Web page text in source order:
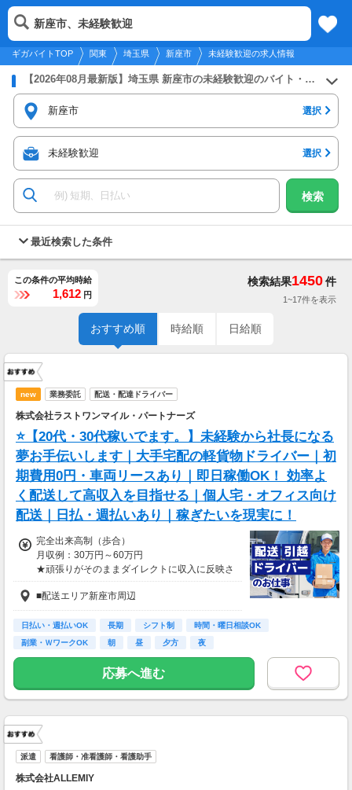
2026年8月9日更新
関東
メニュー
ギガバイトTOP 関東 埼玉県 新座市 未経験歓迎の求人情報
新座市、未経験歓迎
【2026年08月最新版】埼玉県 新座市の未経験歓迎のバイト・アルバイト・パートの求人募集情報
新座市 選択
未経験歓迎 選択
検索
最近検索した条件
この条件の平均時給
1,612 円
検索結果1450件
1~17件を表示
おすすめ順 時給順 日給順
new 業務委託 配送・配達ドライバー
株式会社ラストワンマイル・パートナーズ
⭐【20代・30代稼いでます。】未経験から社長になる
夢お手伝いします｜大手宅配の軽貨物ドライバー｜初
期費用0円・車両リースあり｜即日稼働OK！ 効率よ
く配送して高収入を目指せる｜個人宅・オフィス向け
配送｜日払・週払いあり｜稼ぎたいを現実に！
完全出来高制（歩合）
月収例：30万円～60万円
★頑張りがそのままダイレクトに収入に反映さ
れます！
★日払い・週払い・前払い制度あり（規定あ
り）
■配送エリア新座市周辺
日払い・週払いOK 長期 シフト制
時間・曜日相談OK
副業・ＷワークOK
朝 昼 夕方 夜
応募へ進む
派遣 看護師・准看護師・看護助手
株式会社ALLEMIY